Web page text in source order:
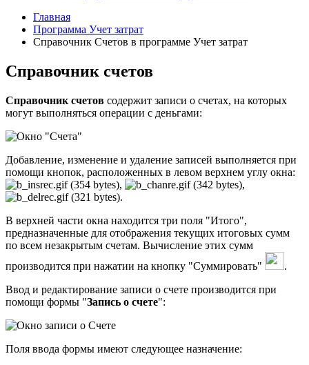
Главная
Программа Учет затрат
Справочник Счетов в программе Учет затрат
Справочник счетов
Справочник счетов содержит записи о счетах, на которых
могут выполняться операции с деньгами:
Добавление, изменение и удаление записей выполняется при
помощи кнопок, расположенных в левом верхнем углу окна:
,
,
.
В верхней части окна находится три поля "Итого",
предназначенные для отображения текущих итоговых сумм
по всем незакрытым счетам. Вычисление этих сумм
производится при нажатии на кнопку "Суммировать"
.
Ввод и редактирование записи о счете производится при
помощи формы "Запись о счете":
Поля ввода формы имеют следующее назначение: